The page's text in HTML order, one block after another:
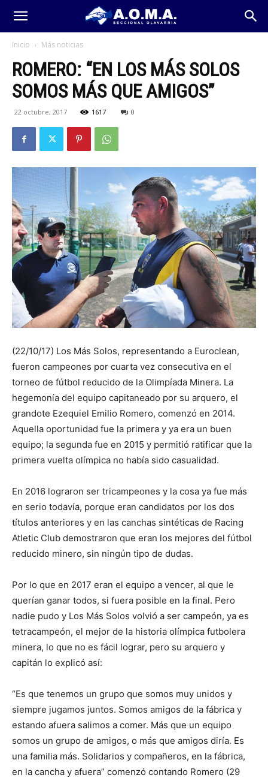
Inicio Más noticias
ROMERO: “EN LOS MÁS SOLOS
SOMOS MÁS QUE AMIGOS”
22 octubre, 2017 1617 0
(22/10/17) Los Más Solos, representando a Euroclean,
fueron campeones por cuarta vez consecutiva en el
torneo de fútbol reducido de la Olimpíada Minera. La
hegemonía del equipo capitaneado por su arquero, el
grandote Ezequiel Emilio Romero, comenzó en 2014.
Aquella oportunidad fue la primera y ya era un buen
equipo; la segunda fue en 2015 y permitió ratificar que la
primera vuelta olímpica no había sido casualidad.
En 2016 lograron ser tricampeones y la cosa ya fue más
en serio todavía, porque eran candidatos por los dos
títulos anteriores y en las canchas sintéticas de Racing
Atletic Club demostraron que eran los mejores del fútbol
reducido minero, sin ningún tipo de dudas.
Por lo que en 2017 eran el equipo a vencer, al que le
querían ganar todos, si fuera posible en la final. Pero
nadie pudo y Los Más Solos volvió a ser campeón, ya es
tetracampeón, el mejor de la historia olímpica futbolera
minera, lo que no es fácil lograr, pero su arquero y
capitán lo explicó así:
“Es que tenemos un grupo que somos muy unidos y
siempre jugamos juntos. Somos amigos de la fábrica y
estando afuera salimos a comer. Más que un equipo
somos un grupo de amigos, o más que amigos diría. Es
una familia más. Solidarios y compañeros, en la fábrica,
en la cancha y afuera” comenzó contando Romero (29